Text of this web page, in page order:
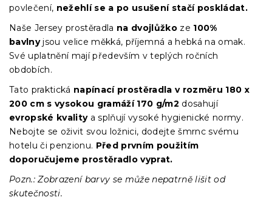
povlečení, nežehlí se a po usušení stačí poskládat.
Naše Jersey prostěradla na dvojlůžko ze 100%
bavlnyjsou velice měkká, příjemná a hebká na omak.
Své uplatnění mají především v teplých ročních
obdobích.
Tato praktická napínací prostěradla v rozměru 180 x
200 cm s vysokou gramáží 170 g/m2 dosahují
evropské kvalitya splňují vysoké hygienické normy.
Nebojte se oživit svou ložnici, dodejte šmrnc svému
hotelu či penzionu. Před prvním použitím
doporučujeme prostěradlo vyprat.
Pozn.: Zobrazení barvy se může nepatrně lišit od
skutečnosti.